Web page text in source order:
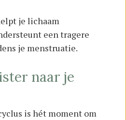
je lichaam
een tragere
je menstruatie.
naar je
is hét moment om